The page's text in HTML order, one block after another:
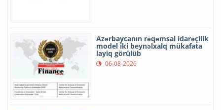
Azərbaycanın rəqəmsal idarəçilik
model iki beynəlxalq mükafata
layiq görülüb
06-08-2026